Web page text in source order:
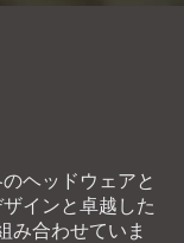
ヘッドウェアと
インと卓越した
み合わせていま